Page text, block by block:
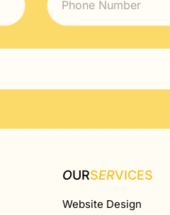
OURSERVICES
Website Design